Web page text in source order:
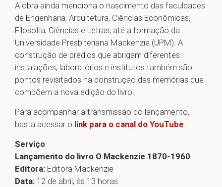
A obra ainda menciona o nascimento das faculdades
de Engenharia, Arquitetura, Ciências Econômicas,
Filosofia, Ciências e Letras, até a formação da
Universidade Presbiteriana Mackenzie (UPM). A
construção de prédios que abrigam diferentes
instalações, laboratórios e institutos também são
pontos revisitados na construção das memórias que
compõem a nova edição do livro.
Para acompanhar a transmissão do lançamento,
basta acessar o link para o canal do YouTube.
Serviço
Lançamento do livro O Mackenzie 1870-1960
Editora: Editora Mackenzie
Data: 12 de abril, às 13 horas